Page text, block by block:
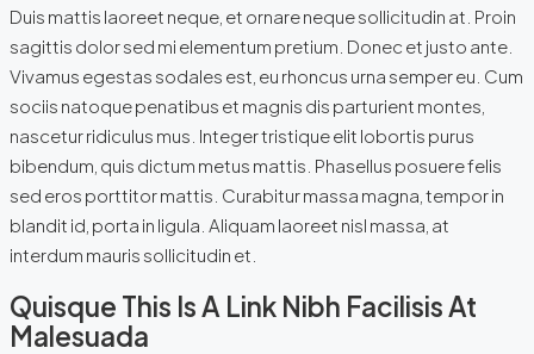
Duis mattis laoreet neque, et ornare neque sollicitudin at. Proin
sagittis dolor sed mi elementum pretium. Donec et justo ante.
Vivamus egestas sodales est, eu rhoncus urna semper eu. Cum
sociis natoque penatibus et magnis dis parturient montes,
nascetur ridiculus mus. Integer tristique elit lobortis purus
bibendum, quis dictum metus mattis. Phasellus posuere felis
sed eros porttitor mattis. Curabitur massa magna, tempor in
blandit id, porta in ligula. Aliquam laoreet nisl massa, at
interdum mauris sollicitudin et.
Quisque This Is A Link Nibh Facilisis At
Malesuada